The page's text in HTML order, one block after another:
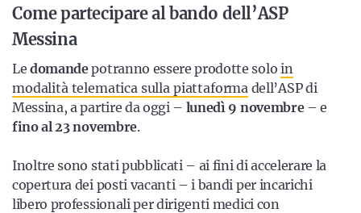
Come partecipare al bando dell’ASP
Messina
Ledomandepotranno essere prodotte solo in
modalità telematica sulla piattaforma dell’ASP di
Messina, a partire da oggi – lunedì 9 novembre– e
fino al 23 novembre.
Inoltre sono stati pubblicati – ai fini di accelerare la
copertura dei posti vacanti – i bandi per incarichi
libero professionali per dirigenti medici con